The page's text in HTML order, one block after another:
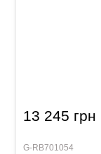
13 245 грн
G-RB701054